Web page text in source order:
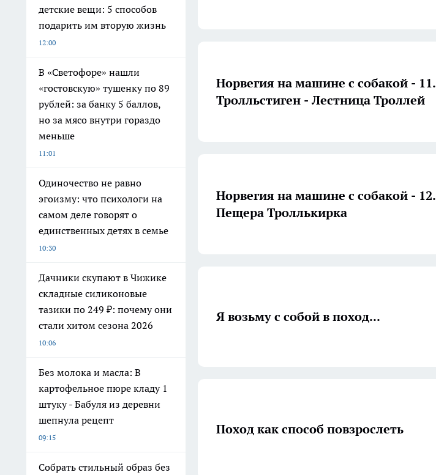
детские вещи: 5 способов
подарить им вторую жизнь
12:00
В «Светофоре» нашли
«гостовскую» тушенку по 89
рублей: за банку 5 баллов,
но за мясо внутри гораздо
меньше
11:01
Одиночество не равно
эгоизму: что психологи на
самом деле говорят о
единственных детях в семье
10:30
Дачники скупают в Чижике
складные силиконовые
тазики по 249 ₽: почему они
стали хитом сезона 2026
10:06
Без молока и масла: В
картофельное пюре кладу 1
штуку - Бабуля из деревни
шепнула рецепт
09:15
Собрать стильный образ без
Норвегия на машине с собакой - 11.
Тролльстиген - Лестница Троллей
Норвегия на машине с собакой - 12.
Пещера Троллькирка
Я возьму с собой в поход...
Поход как способ повзрослеть